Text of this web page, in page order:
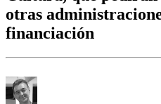
otras
financiación